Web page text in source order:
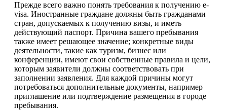
Прежде всего важно понять требования к получению e-
visa. Иностранные граждане должны быть гражданами
стран, допускаемых к получению визы, и иметь
действующий паспорт. Причина вашего пребывания
также имеет решающее значение; конкретные виды
деятельности, такие как туризм, бизнес или
конференции, имеют свои собственные правила и цели,
которым заявители должны соответствовать при
заполнении заявления. Для каждой причины могут
потребоваться дополнительные документы, например
приглашение или подтверждение размещения в городе
пребывания.